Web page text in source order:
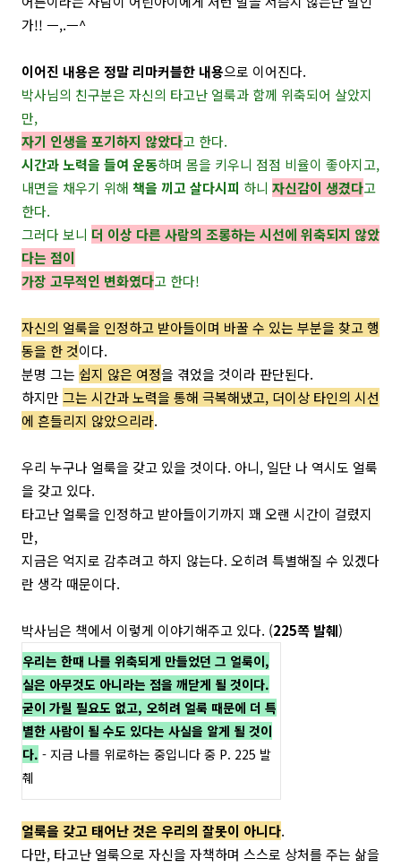
가!! ㅡ,.ㅡ^
이어진 내용은 정말 리마커블한 내용으로 이어진다.
박사님의 친구분은 자신의 타고난 얼룩과 함께 위축되어 살았지
만,
자기 인생을 포기하지 않았다고 한다.
시간과 노력을 들여 운동하며 몸을 키우니 점점 비율이 좋아지고,
내면을 채우기 위해 책을 끼고 살다시피 하니 자신감이 생겼다고
한다.
그러다 보니 더 이상 다른 사람의 조롱하는 시선에 위축되지 않았
다는 점이
가장 고무적인 변화였다고 한다!
자신의 얼룩을 인정하고 받아들이며 바꿀 수 있는 부분을 찾고 행
동을 한 것이다.
분명 그는 쉽지 않은 여정을 겪었을 것이라 판단된다.
하지만 그는 시간과 노력을 통해 극복해냈고, 더이상 타인의 시선
에 흔들리지 않았으리라.
우리 누구나 얼룩을 갖고 있을 것이다. 아니, 일단 나 역시도 얼룩
을 갖고 있다.
타고난 얼룩을 인정하고 받아들이기까지 꽤 오랜 시간이 걸렸지
만,
지금은 억지로 감추려고 하지 않는다. 오히려 특별해질 수 있겠다
란 생각 때문이다.
박사님은 책에서 이렇게 이야기해주고 있다. (225쪽 발췌)
우리는 한때 나를 위축되게 만들었던 그 얼룩이,
실은 아무것도 아니라는 점을 깨닫게 될 것이다.
굳이 가릴 필요도 없고, 오히려 얼룩 때문에 더 특
별한 사람이 될 수도 있다는 사실을 알게 될 것이
다. - 지금 나를 위로하는 중입니다 중 P. 225 발
췌
얼룩을 갖고 태어난 것은 우리의 잘못이 아니다.
다만, 타고난 얼룩으로 자신을 자책하며 스스로 상처를 주는 삶을